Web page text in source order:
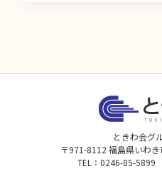
ときわ会グ
〒971-8112 福島県いわ
TEL：0246-85-5899